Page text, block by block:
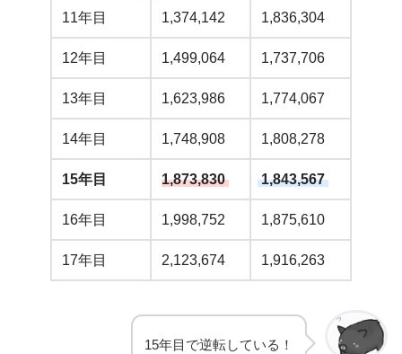
11年目 1,374,142 1,836,304
12年目 1,499,064 1,737,706
13年目 1,623,986 1,774,067
14年目 1,748,908 1,808,278
15年目 1,873,830 1,843,567
16年目 1,998,752 1,875,610
17年目 2,123,674 1,916,263
15年目で逆転している！